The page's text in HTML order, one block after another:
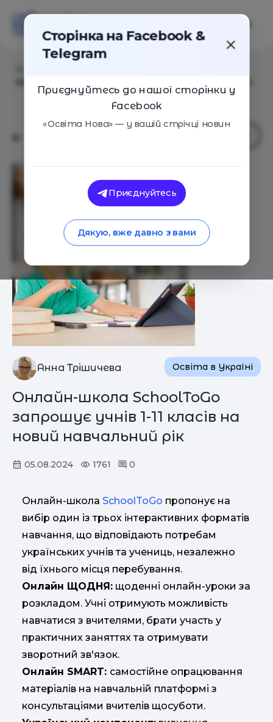
Анна Трішичева Освіта в Україні
Онлайн-школа SchoolToGo
запрошує учнів 1-11 класів на
новий навчальний рік
05.08.2024 1761 0
Онлайн-школа SchoolToGo пропонує на
вибір один із трьох інтерактивних форматів
навчання, що відповідають потребам
українських учнів та учениць, незалежно
від їхнього місця перебування.
Онлайн ЩОДНЯ: щоденні онлайн-уроки за
розкладом. Учні отримують можливість
навчатися з вчителями, брати участь у
практичних заняттях та отримувати
зворотний зв'язок.
Онлайн SMART: самостійне опрацювання
матеріалів на навчальній платформі з
консультаціями вчителів щосуботи.
Сторінка на Facebook &
Telegram
Приєднуйтесь до нашої сторінки у
Facebook
«Освіта Нова» — у вашій стрічці новин
Приєднуйтесь
Дякую, вже давно з вами